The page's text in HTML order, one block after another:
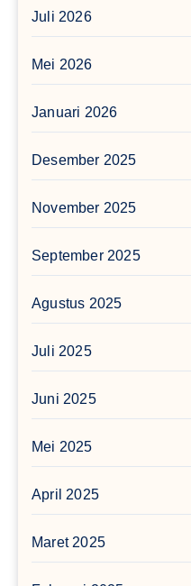
Juli 2026
Mei 2026
Januari 2026
Desember 2025
November 2025
September 2025
Agustus 2025
Juli 2025
Juni 2025
Mei 2025
April 2025
Maret 2025